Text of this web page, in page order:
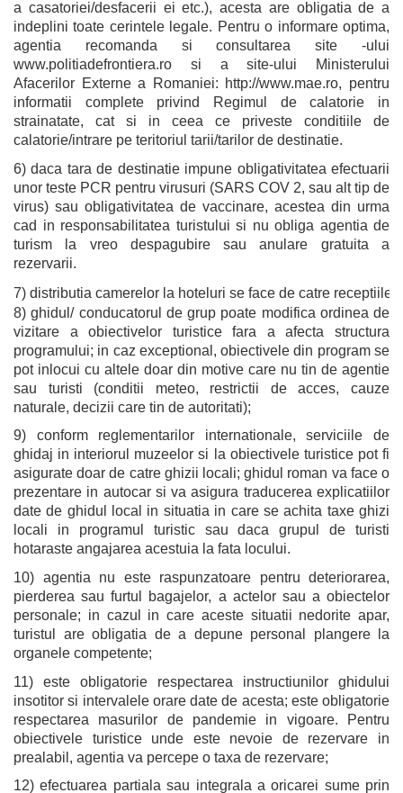
a casatoriei/desfacerii ei etc.), acesta are obligatia de a
indeplini toate cerintele legale. Pentru o informare optima,
agentia recomanda si consultarea site -ului
www.politiadefrontiera.ro si a site-ului Ministerului
Afacerilor Externe a Romaniei: http://www.mae.ro, pentru
informatii complete privind Regimul de calatorie in
strainatate, cat si in ceea ce priveste conditiile de
calatorie/intrare pe teritoriul tarii/tarilor de destinatie.
6) daca tara de destinatie impune obligativitatea efectuarii
unor teste PCR pentru virusuri (SARS COV 2, sau alt tip de
virus) sau obligativitatea de vaccinare, acestea din urma
cad in responsabilitatea turistului si nu obliga agentia de
turism la vreo despagubire sau anulare gratuita a
rezervarii.
7) distributia camerelor la hoteluri se face de catre
8) ghidul/ conducatorul de grup poate modifica ordinea de
vizitare a obiectivelor turistice fara a afecta structura
programului; in caz exceptional, obiectivele din program se
pot inlocui cu altele doar din motive care nu tin de agentie
sau turisti (conditii meteo, restrictii de acces, cauze
naturale, decizii care tin de autoritati);
9) conform reglementarilor internationale, serviciile de
ghidaj in interiorul muzeelor si la obiectivele turistice pot fi
asigurate doar de catre ghizii locali; ghidul roman va face o
prezentare in autocar si va asigura traducerea explicatiilor
date de ghidul local in situatia in care se achita taxe ghizi
locali in programul turistic sau daca grupul de turisti
hotaraste angajarea acestuia la fata locului.
10) agentia nu este raspunzatoare pentru deteriorarea,
pierderea sau furtul bagajelor, a actelor sau a obiectelor
personale; in cazul in care aceste situatii nedorite apar,
turistul are obligatia de a depune personal plangere la
organele competente;
11) este obligatorie respectarea instructiunilor ghidului
insotitor si intervalele orare date de acesta; este obligatorie
respectarea masurilor de pandemie in vigoare. Pentru
obiectivele turistice unde este nevoie de rezervare in
prealabil, agentia va percepe o taxa de rezervare;
12) efectuarea partiala sau integrala a oricarei sume prin